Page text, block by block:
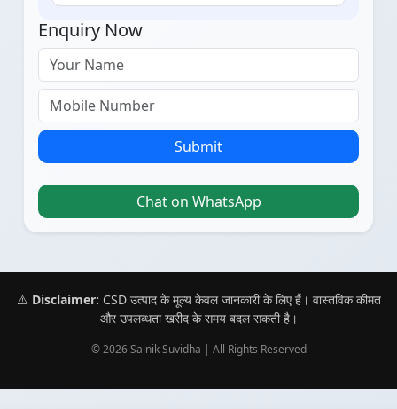
Enquiry Now
Submit
Chat on WhatsApp
⚠️ Disclaimer: CSD उत्पाद के मूल्य केवल जानकारी के लिए हैं। वास्तविक कीमत
और उपलब्धता खरीद के समय बदल सकती है।
© 2026 Sainik Suvidha | All Rights Reserved